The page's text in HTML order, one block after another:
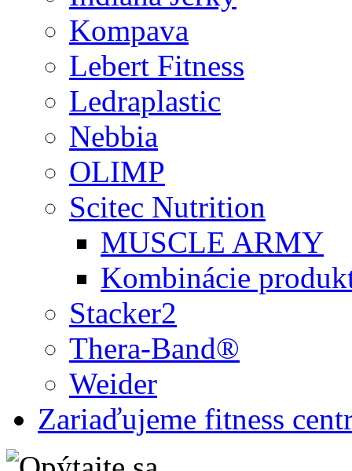
Kompava
Lebert Fitness
Ledraplastic
Nebbia
OLIMP
Scitec Nutrition
MUSCLE ARMY
Kombinácie
Stacker2
Thera-Band®
Weider
Zariaďujeme fitness